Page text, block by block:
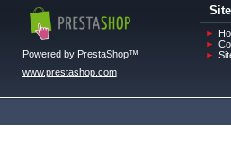
Powered by PrestaShop™
www.prestashop.com